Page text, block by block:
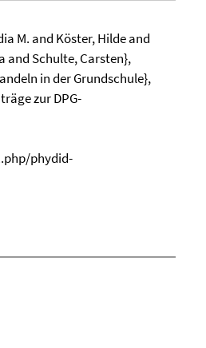
M. and Köster, Hilde and
and Schulte, Carsten},
in der Grundschule},
zur DPG-
phydid-